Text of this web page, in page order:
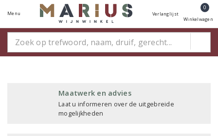
Menu Verlanglijst
0
Winkelwagen
Maatwerk en advies
Laat u informeren over de uitgebreide
mogelijkheden